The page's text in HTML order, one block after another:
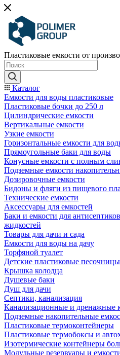
Пластиковые емкости от
Каталог
Емкости для воды пластиковые
Пластиковые бочки до 250 л
Цилиндрические емкости
Вертикальные емкости
Узкие емкости
Горизонтальные емкости для
Прямоугольные баки для воды
Конусные емкости с полным
Подземные емкости
Дозировочные емкости
Бидоны и фляги из пищевого
Технические емкости
Аксессуары для емкостей
Баки и емкости для
жидкостей
Товары для дачи и сада
Емкости для воды на дачу
Торфяной туалет
Детские пластиковые песочницы
Крышка колодца
Душевые баки
Душ для дачи
Септики, канализация
Канализационные и дренажные
Подземные накопительные
Пластиковые термоконтейнеры
Пластиковые термобоксы и
Изотермические контейнеры
Модульные резервуары и